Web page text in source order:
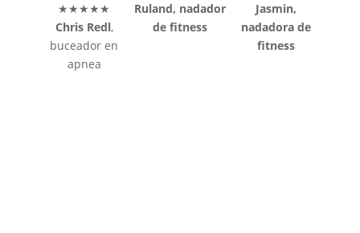
★★★★★
Chris Redl,
buceador en
apnea
Ruland, nadador
de fitness
Jasmin,
nadadora de
fitness